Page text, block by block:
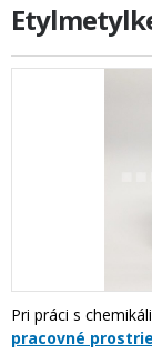
Pri práci s
pracovné